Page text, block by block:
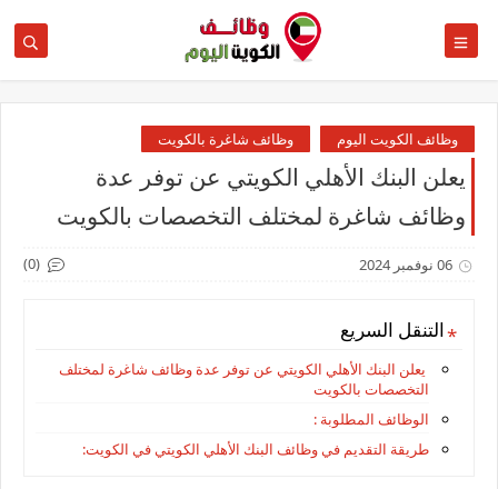
وظائف الكويت اليوم وظائف شاغرة بالكويت
يعلن البنك الأهلي الكويتي عن توفر عدة
وظائف شاغرة لمختلف التخصصات بالكويت
06 نوفمبر 2024 (0)
التنقل السريع
يعلن البنك الأهلي الكويتي عن توفر عدة وظائف شاغرة لمختلف
التخصصات بالكويت
الوظائف المطلوبة :
طريقة التقديم في وظائف البنك الأهلي الكويتي في الكويت: